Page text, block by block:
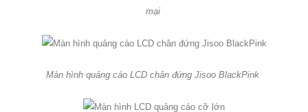
mại
Màn hình quảng cáo LCD chân đứng Jisoo BlackPink